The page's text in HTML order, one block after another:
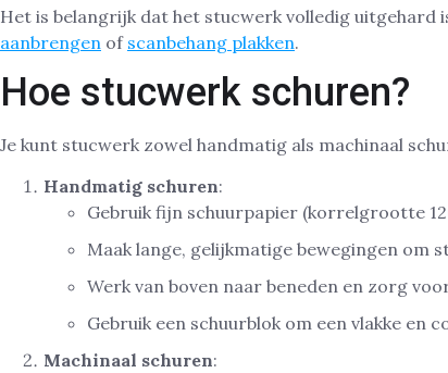
Het is belangrijk dat het stucwerk volledig
aanbrengen of scanbehang plakken.
Hoe stucwerk schuren?
Je kunt stucwerk zowel handmatig als machinaal
Handmatig schuren:
Gebruik fijn schuurpapier (korrelgrootte
Maak lange, gelijkmatige bewegingen om
Werk van boven naar beneden en zorg
Gebruik een schuurblok om een vlakke en
Machinaal schuren: